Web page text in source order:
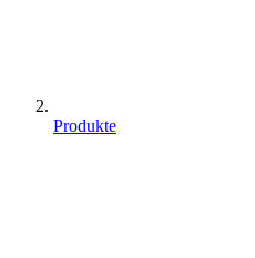
Produkte